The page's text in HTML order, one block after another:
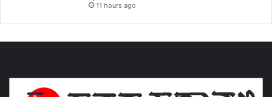
11 hours ago